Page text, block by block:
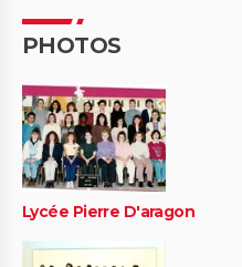
PHOTOS
Lycée Pierre D'aragon